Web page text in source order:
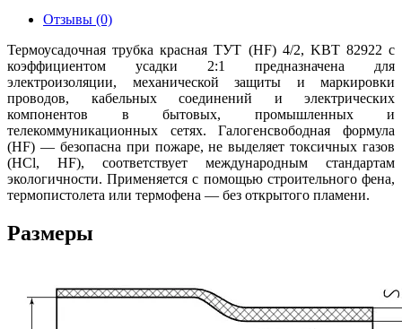
Отзывы (0)
Термоусадочная трубка красная ТУТ (HF) 4/2, KBT 82922 с
коэффициентом усадки 2:1 предназначена для
электроизоляции, механической защиты и маркировки
проводов, кабельных соединений и электрических
компонентов в бытовых, промышленных и
телекоммуникационных сетях. Галогенсвободная формула
(HF) — безопасна при пожаре, не выделяет токсичных газов
(HCl, HF), соответствует международным стандартам
экологичности. Применяется с помощью строительного фена,
термопистолета или термофена — без открытого пламени.
Размеры